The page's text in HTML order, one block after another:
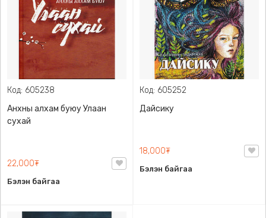
Код: 605238
Анхны алхам буюу Улаан
сухай
22,000₮
Бэлэн байгаа
Код: 605252
Дайсику
18,000₮
Бэлэн байгаа